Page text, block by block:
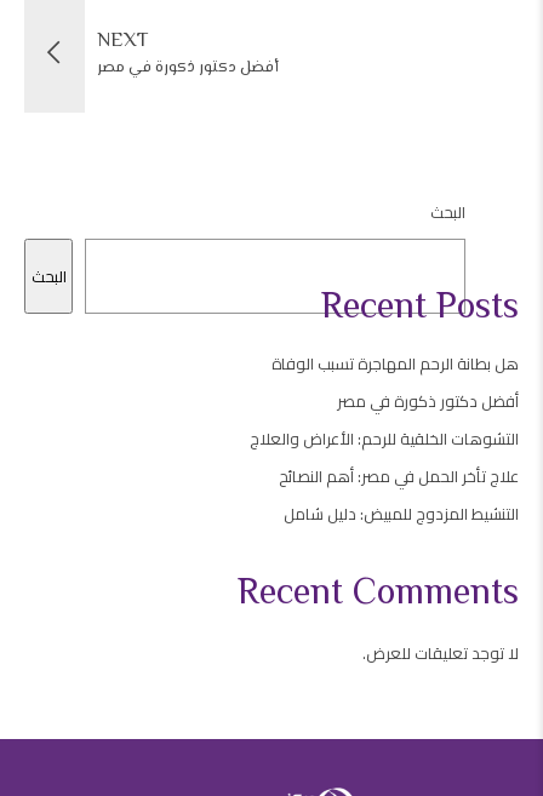
NEXT
أفضل دكتور ذكورة في مصر
البحث
البحث
Recent Posts
هل بطانة الرحم المهاجرة تسبب الوفاة
أفضل دكتور ذكورة في مصر
التشوهات الخلقية للرحم: الأعراض والعلاج
علاج تأخر الحمل في مصر: أهم النصائح
التنشيط المزدوج للمبيض: دليل شامل
Recent Comments
لا توجد تعليقات للعرض.